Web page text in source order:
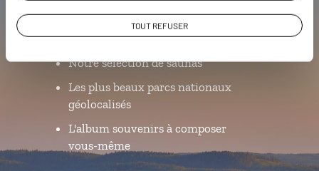
TOUT REFUSER
L’itinéraire vers votremökki
clic
Notre sélection de saunas
Les plus beaux parcs nationaux
géolocalisés
L'album souvenirs à composer
vous-même